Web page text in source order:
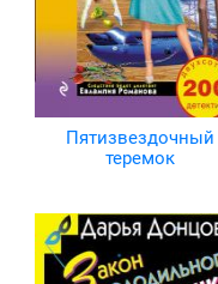
Пятизвездочный
теремок